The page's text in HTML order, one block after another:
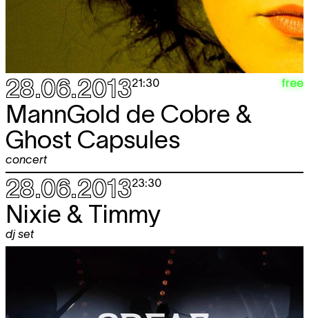
28.06.201321:30 free
MannGold de Cobre &
Ghost Capsules
concert
28.06.201323:30
Nixie & Timmy
dj set